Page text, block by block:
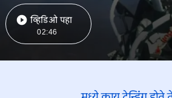
व्हिडिओ पहा
02:46